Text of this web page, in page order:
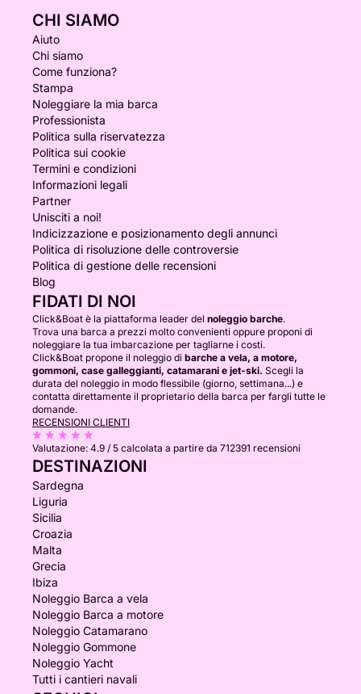
CHI SIAMO
Aiuto
Chi siamo
Come funziona?
Stampa
Noleggiare la mia barca
Professionista
Politica sulla riservatezza
Politica sui cookie
Termini e condizioni
Informazioni legali
Partner
Unisciti a noi!
Indicizzazione e posizionamento degli annunci
Politica di risoluzione delle controversie
Politica di gestione delle recensioni
Blog
FIDATI DI NOI
Click&Boat è la piattaforma leader del noleggio barche.
Trova una barca a prezzi molto convenienti oppure proponi di
noleggiare la tua imbarcazione per tagliarne i costi.
Click&Boat propone il noleggio di barche a vela, a motore,
gommoni, case galleggianti, catamarani e jet-ski. Scegli la
durata del noleggio in modo flessibile (giorno, settimana...) e
contatta direttamente il proprietario della barca per fargli tutte le
domande.
RECENSIONI CLIENTI
Valutazione: 4.9 / 5 calcolata a partire da 712391 recensioni
DESTINAZIONI
Sardegna
Liguria
Sicilia
Croazia
Malta
Grecia
Ibiza
Noleggio Barca a vela
Noleggio Barca a motore
Noleggio Catamarano
Noleggio Gommone
Noleggio Yacht
Tutti i cantieri navali